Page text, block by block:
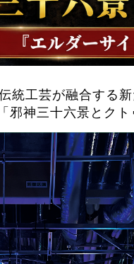
統工芸が融合する
邪神三十六景とク